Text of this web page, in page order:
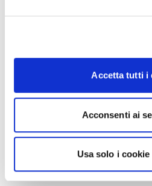
Accetta tutti i
Acconsenti ai
Usa solo i